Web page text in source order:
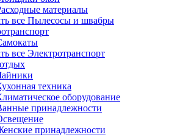
материалы
все Пылесосы и швабры
все Электротранспорт
техника
оборудование
принадлежности
принадлежности